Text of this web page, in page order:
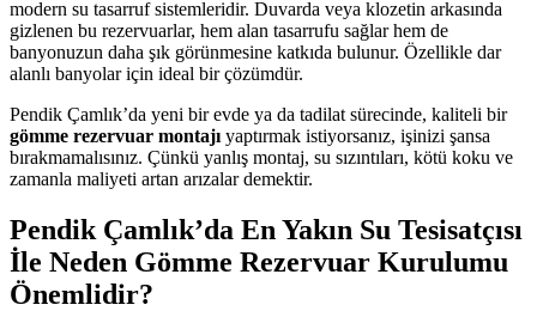
modern su tasarruf sistemleridir. Duvarda veya klozetin arkasında
gizlenen bu rezervuarlar, hem alan tasarrufu sağlar hem de
banyonuzun daha şık görünmesine katkıda bulunur. Özellikle dar
alanlı banyolar için ideal bir çözümdür.
Pendik Çamlık’da yeni bir evde ya da tadilat sürecinde, kaliteli bir
gömme rezervuar montajı yaptırmak istiyorsanız, işinizi şansa
bırakmamalısınız. Çünkü yanlış montaj, su sızıntıları, kötü koku ve
zamanla maliyeti artan arızalar demektir.
Pendik Çamlık’da En Yakın Su Tesisatçısı
İle Neden Gömme Rezervuar Kurulumu
Önemlidir?